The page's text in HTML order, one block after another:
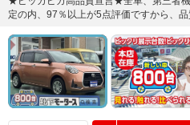
定の内、97％以上が5点評価ですから、